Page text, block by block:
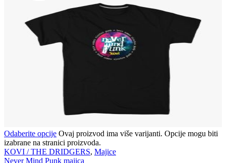
Odaberite opcije Ovaj proizvod ima više varijanti. Opcije mogu biti
izabrane na stranici proizvoda.
KOVI / THE DRIDGERS, Majice
Never Mind Punk majica